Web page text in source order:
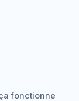
fonctionne